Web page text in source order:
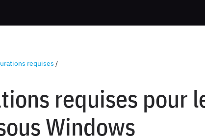
requises /
requises pour
Windows